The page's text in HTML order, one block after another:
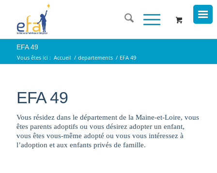
EFA 49
Vous êtes ici : Accueil / departements / EFA 49
EFA 49
Vous résidez dans le département de la Maine-et-Loire, vous
êtes parents adoptifs ou vous désirez adopter un enfant,
vous êtes vous-même adopté ou vous vous intéressez à
l’adoption et aux enfants privés de famille.